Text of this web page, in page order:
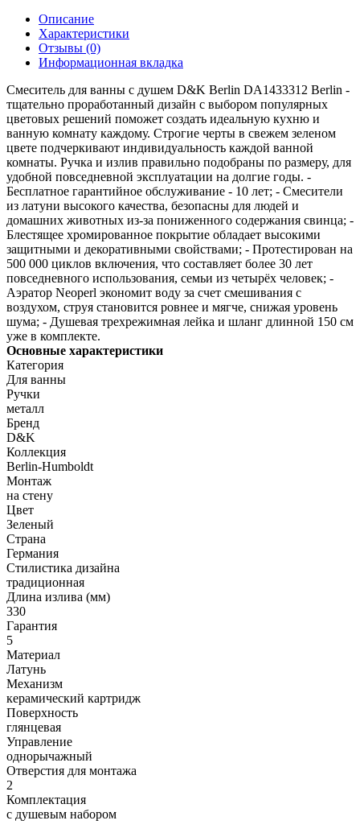
Описание
Характеристики
Отзывы (0)
Информационная вкладка
Смеситель для ванны с душем D&K Berlin DA1433312 Berlin -
тщательно проработанный дизайн с выбором популярных
цветовых решений поможет создать идеальную кухню и
ванную комнату каждому. Строгие черты в свежем зеленом
цвете подчеркивают индивидуальность каждой ванной
комнаты. Ручка и излив правильно подобраны по размеру, для
удобной повседневной эксплуатации на долгие годы. -
Бесплатное гарантийное обслуживание - 10 лет; - Смесители
из латуни высокого качества, безопасны для людей и
домашних животных из-за пониженного содержания свинца; -
Блестящее хромированное покрытие обладает высокими
защитными и декоративными свойствами; - Протестирован на
500 000 циклов включения, что составляет более 30 лет
повседневного использования, семьи из четырёх человек; -
Аэратор Neoperl экономит воду за счет смешивания с
воздухом, струя становится ровнее и мягче, снижая уровень
шума; - Душевая трехрежимная лейка и шланг длинной 150 см
уже в комплекте.
Основные характеристики
Категория
Для ванны
Ручки
металл
Бренд
D&K
Коллекция
Berlin-Humboldt
Монтаж
на стену
Цвет
Зеленый
Страна
Германия
Стилистика дизайна
традиционная
Длина излива (мм)
330
Гарантия
5
Материал
Латунь
Механизм
керамический картридж
Поверхность
глянцевая
Управление
однорычажный
Отверстия для монтажа
2
Комплектация
с душевым набором